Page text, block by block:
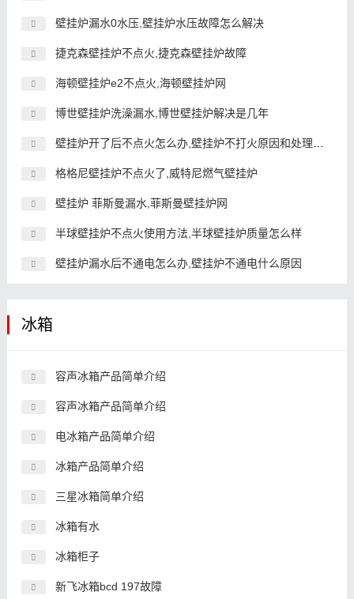
壁挂炉漏水0水压,壁挂炉水压故障怎么解决
捷克森壁挂炉不点火,捷克森壁挂炉故障
海顿壁挂炉e2不点火,海顿壁挂炉网
博世壁挂炉洗澡漏水,博世壁挂炉解决是几年
壁挂炉开了后不点火怎么办,壁挂炉不打火原因和处理方法
格格尼壁挂炉不点火了,威特尼燃气壁挂炉
壁挂炉 菲斯曼漏水,菲斯曼壁挂炉网
半球壁挂炉不点火使用方法,半球壁挂炉质量怎么样
壁挂炉漏水后不通电怎么办,壁挂炉不通电什么原因
冰箱
容声冰箱产品简单介绍
容声冰箱产品简单介绍
电冰箱产品简单介绍
冰箱产品简单介绍
三星冰箱简单介绍
冰箱有水
冰箱柜子
新飞冰箱bcd 197故障